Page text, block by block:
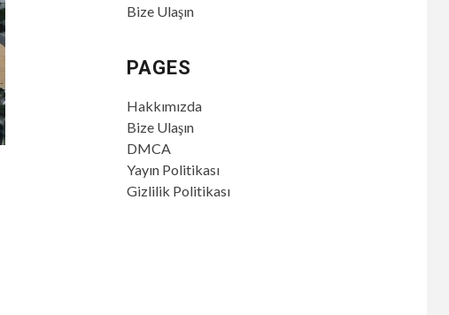
Bize Ulaşın
PAGES
Hakkımızda
Bize Ulaşın
DMCA
Yayın Politikası
Gizlilik Politikası